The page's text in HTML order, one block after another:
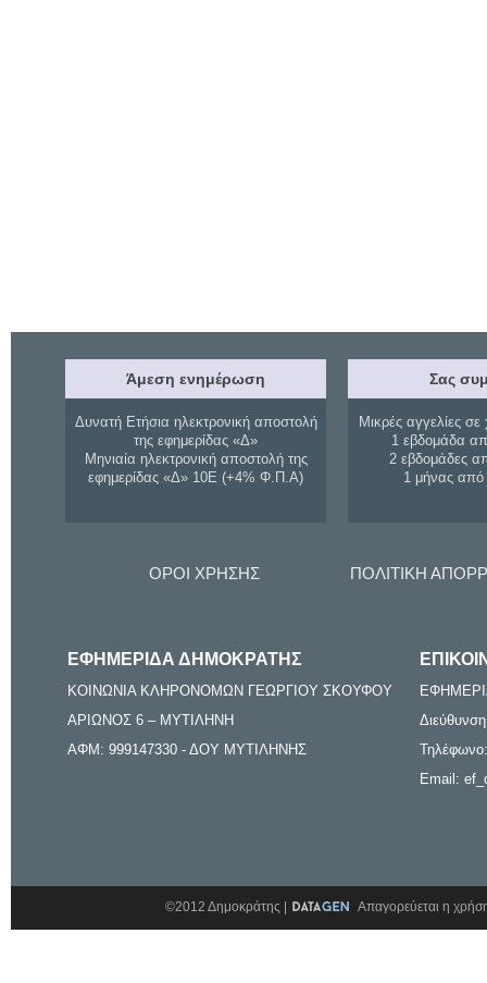
Άμεση ενημέρωση
Δυνατή Ετήσια ηλεκτρονική αποστολή
της εφημερίδας «Δ»
Μηνιαία ηλεκτρονική αποστολή της
εφημερίδας «Δ» 10Ε (+4% Φ.Π.Α)
Σας
Μικρές αγγελίες σε
1 εβδομάδα
2 εβδομάδες
1 μήνας
ΟΡΟΙ ΧΡΗΣΗΣ ΠΟΛΙΤΙΚΗ
ΕΦΗΜΕΡΙΔΑ ΔΗΜΟΚΡΑΤΗΣ
ΚΟΙΝΩΝΙΑ ΚΛΗΡΟΝΟΜΩΝ ΓΕΩΡΓΙΟΥ ΣΚΟΥΦΟΥ
ΑΡΙΩΝΟΣ 6 – ΜΥΤΙΛΗΝΗ
ΑΦΜ: 999147330 - ΔΟΥ ΜΥΤΙΛΗΝΗΣ
Email:
©2012 Δημοκράτης | Απαγορεύεται η